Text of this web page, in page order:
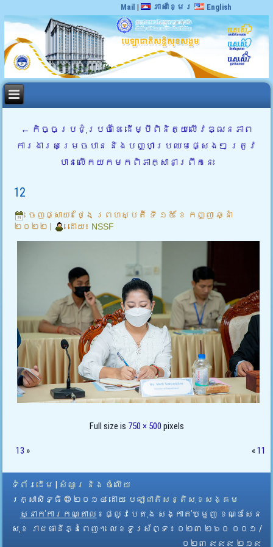
Mail | ភាសាខ្មែរ English
← កិច្ចប្រជុំប្រចាំខែ ដើម្បីពិនិត្យលើវឌ្ឍនភាព
ការងារសម្រេចបាន និងបញ្ហាប្រឈមផ្សេងៗ ត្រូវ
បានលើកយកមកពិភាក្សានាព្រឹកនេះ
12
ចេញផ្សាយ៖ ថ្ងៃ ព្រហស្បតិ៍ ទី ១៥ ខែ កញ្ញា ឆ្នាំ
២០២២
ដោយ៖ NSSF
Full size is 750 × 500 pixels
13 » «11
ទំព័រដើម
សំណួរ និង ចំលើយ
រក្សាសិទ្ធិ © ២០១៤ ដោយ​ បេឡាជាតិសន្តិសុខសង្គម
ស្នាក់ការកណ្តាល ៖ ផ្លូវបេតុង សង្កាត់ឃ្មួញ ខណ្ឌសែន
សុខ រាជធានីភ្នំពេញ។ លេខទូរស័ព្ទ ៖ ០២៣ ២៦០ ០០១ /
០២៣ ៩៩៩ ២១៩